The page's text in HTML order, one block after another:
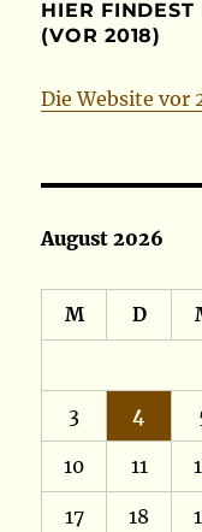
HIER
(VOR 2018)
Die Website vor
August 2026
M D
3 4
10 11
17 18